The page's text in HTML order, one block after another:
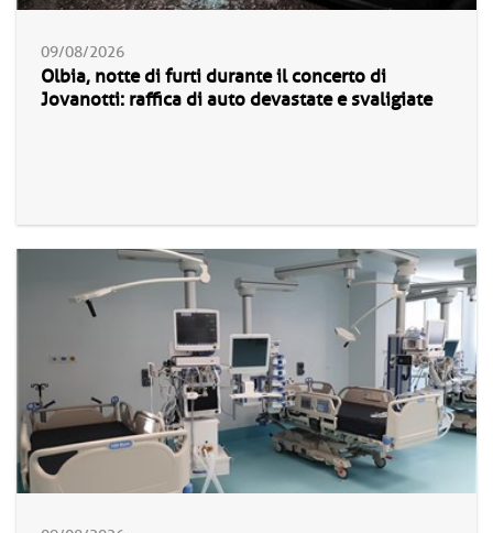
09/08/2026
Olbia, notte di furti durante il concerto di
Jovanotti: raffica di auto devastate e svaligiate